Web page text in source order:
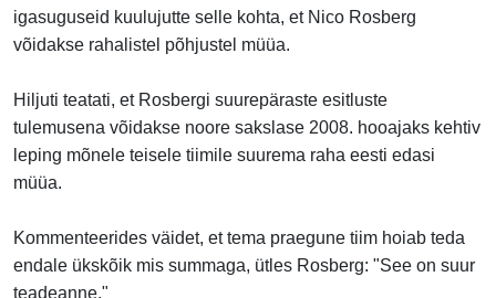
igasuguseid kuulujutte selle kohta, et Nico Rosberg
võidakse rahalistel põhjustel müüa.
Hiljuti teatati, et Rosbergi suurepäraste esitluste
tulemusena võidakse noore sakslase 2008. hooajaks kehtiv
leping mõnele teisele tiimile suurema raha eesti edasi
müüa.
Kommenteerides väidet, et tema praegune tiim hoiab teda
endale ükskõik mis summaga, ütles Rosberg: "See on suur
teadeanne."